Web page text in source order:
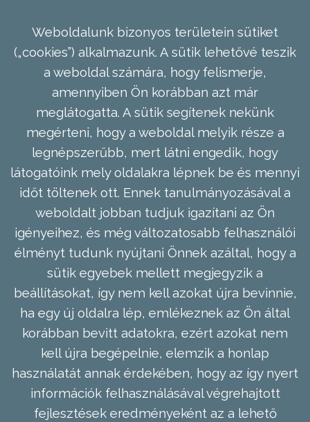
Weboldalunk bizonyos területein sütiket
(„cookies”) alkalmazunk. A sütik lehetővé teszik
a weboldal számára, hogy felismerje,
amennyiben Ön korábban azt már
meglátogatta. A sütik segítenek nekünk
megérteni, hogy a weboldal melyik része a
legnépszerűbb, mert látni engedik, hogy
látogatóink mely oldalakra lépnek be és mennyi
időt töltenek ott. Ennek tanulmányozásával a
weboldalt jobban tudjuk igazítani az Ön
igényeihez, és még változatosabb felhasználói
élményt tudunk nyújtani Önnek azáltal, hogy a
sütik egyebek mellett megjegyzik a
beállításokat, így nem kell azokat újra bevinnie,
ha egy új oldalra lép, emlékeznek az Ön által
korábban bevitt adatokra, ezért azokat nem
kell újra begépelnie, elemzik a honlap
használatát annak érdekében, hogy az így nyert
információk felhasználásával végrehajtott
fejlesztések eredményeként az a lehető